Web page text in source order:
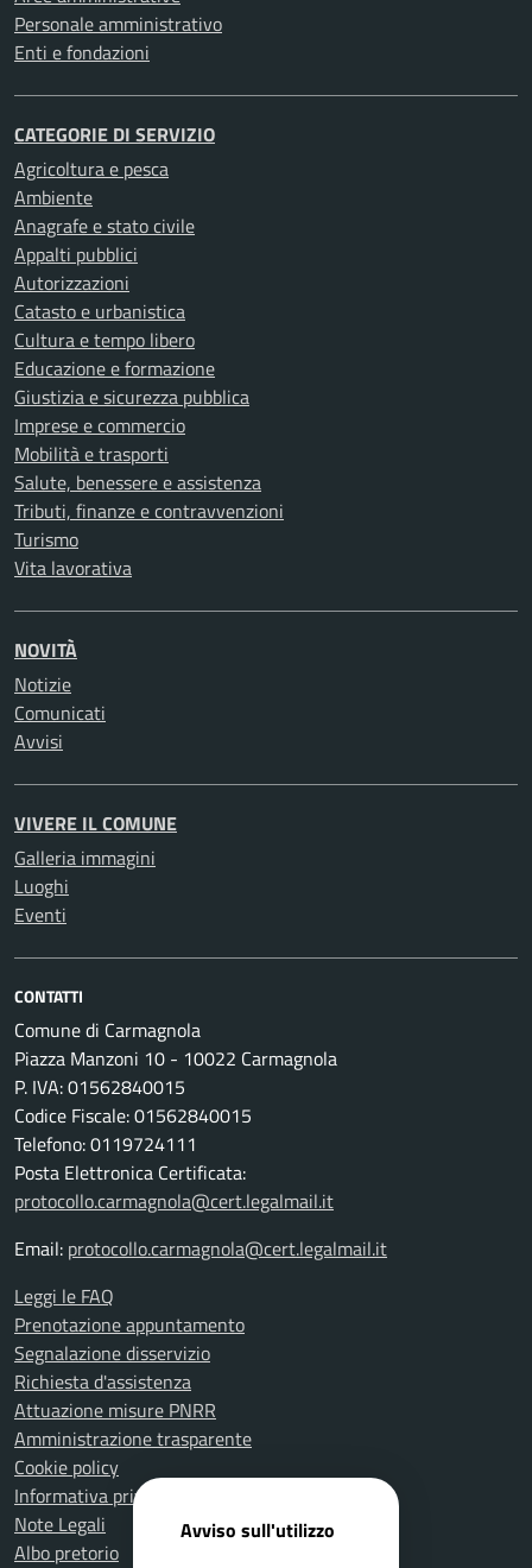
Personale amministrativo
Enti e fondazioni
CATEGORIE DI SERVIZIO
Agricoltura e pesca
Ambiente
Anagrafe e stato civile
Appalti pubblici
Autorizzazioni
Catasto e urbanistica
Cultura e tempo libero
Educazione e formazione
Giustizia e sicurezza pubblica
Imprese e commercio
Mobilità e trasporti
Salute, benessere e assistenza
Tributi, finanze e contravvenzioni
Turismo
Vita lavorativa
NOVITÀ
Notizie
Comunicati
Avvisi
VIVERE IL COMUNE
Galleria immagini
Luoghi
Eventi
CONTATTI
Comune di Carmagnola
Piazza Manzoni 10 - 10022 Carmagnola
P. IVA: 01562840015
Codice Fiscale: 01562840015
Telefono: 0119724111
Posta Elettronica Certificata:
protocollo.carmagnola@cert.legalmail.it
Email: protocollo.carmagnola@cert.legalmail.it
Leggi le FAQ
Prenotazione appuntamento
Segnalazione disservizio
Richiesta d'assistenza
Attuazione misure PNRR
Amministrazione trasparente
Cookie policy
Informativa privacy
Note Legali
Albo pretorio
Avviso sull'utilizzo